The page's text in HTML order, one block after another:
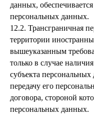
данных,
персональных данных.
12.2. Трансграничная
территории
вышеуказанным
только в случае
субъекта
передачу его
договора, стороной
персональных данных.